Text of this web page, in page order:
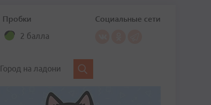
Пробки
2 балла
Социальные сети
Город на ладони